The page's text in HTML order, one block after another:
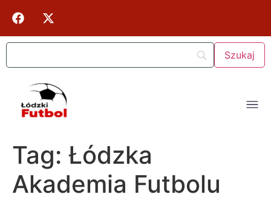
Tag: Łódzka
Akademia Futbolu